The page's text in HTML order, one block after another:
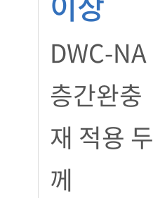
DWC-NA
층간완충
재 적용 두
께